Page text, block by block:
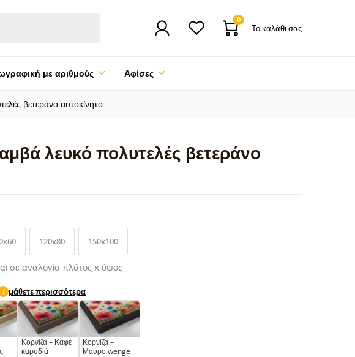
0
Το καλάθι σας
με αριθμούς Αφίσες
βετεράνο αυτοκίνητο
λευκό πολυτελές βετεράνο
120x80 150x100
σε αναλογία πλάτος x ύψος
i μάθετε περισσότερα
Κορνίζα – Καφέ
καρυδιά
Κορνίζα –
Μαύρο wenge